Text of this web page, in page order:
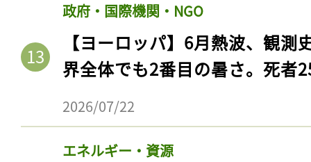
政府・国際機関・NGO
【ヨーロッパ】6月熱波、観
界全体でも2番目の暑さ。死者
2026/07/22
エネルギー・資源